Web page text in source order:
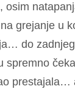
osim
grejanje u
do
spremno
prestajala…